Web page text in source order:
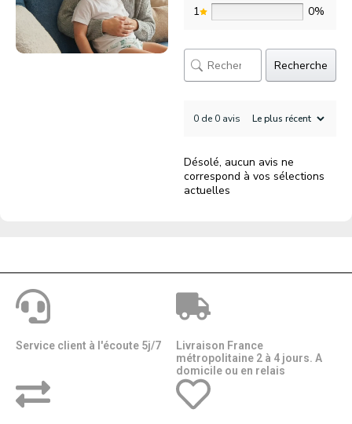
1
0%
Recherche
0 de 0 avis
Désolé, aucun avis ne
correspond à vos sélections
actuelles
Service client à l'écoute 5j/7
Livraison France
métropolitaine 2 à 4 jours. A
domicile ou en relais​​